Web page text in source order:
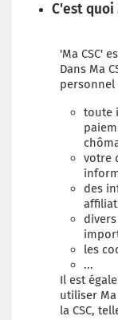
C'est quoi
'Ma CSC'
Dans Ma
personnel
toute
votre
des
les
...
Il est
utiliser
la CSC,